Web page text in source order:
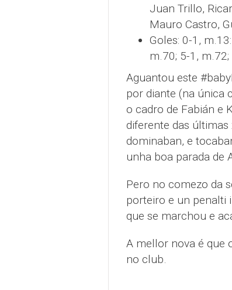
Juan Trillo,
Mauro Castro,
Goles: 0-1,
m.70; 5-1,
Aguantou este
por diante (na única
o cadro de Fabián e
diferente das
dominaban, e
unha boa parada de
Pero no comezo da
porteiro e un penalti
que se marchou e
A mellor nova é que
no club.